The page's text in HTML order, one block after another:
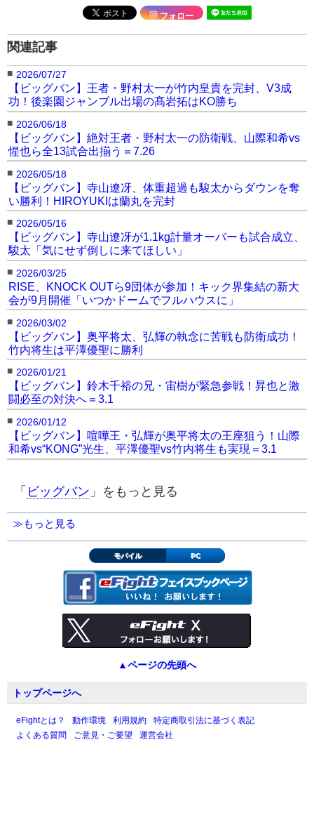
フォロー
関連記事
■ 2026/07/27
【ビッグバン】王者・野村太一が竹内皇貴を完封、V3成
功！後楽園ジャンブル出場の髙岩拓はKO勝ち
■ 2026/06/18
【ビッグバン】絶対王者・野村太一の防衛戦、山際和希vs
惺也ら全13試合出揃う＝7.26
■ 2026/05/18
【ビッグバン】寺山遼冴、体重超過も駿太からダウンを奪
い勝利！HIROYUKIは蘭丸を完封
■ 2026/05/16
【ビッグバン】寺山遼冴が1.1kg計量オーバーも試合成立、
駿太「気にせず倒しに来てほしい」
■ 2026/03/25
RISE、KNOCK OUTら9団体が参加！キック界集結の新大
会が9月開催「いつかドームでフルハウスに」
■ 2026/03/02
【ビッグバン】奥平将太、弘輝の執念に苦戦も防衛成功！
竹内将生は平澤優聖に勝利
■ 2026/01/21
【ビッグバン】鈴木千裕の兄・宙樹が緊急参戦！昇也と激
闘必至の対決へ＝3.1
■ 2026/01/12
【ビッグバン】喧嘩王・弘輝が奥平将太の王座狙う！山際
和希vs“KONG”光生、平澤優聖vs竹内将生も実現＝3.1
「 ビッグバン 」をもっと見る
≫もっと見る
モバイル PC
▲ページの先頭へ
トップページへ
eFightとは？ 動作環境 利用規約
特定商取引法に基づく表記
よくある質問
ご意見・ご要望 運営会社